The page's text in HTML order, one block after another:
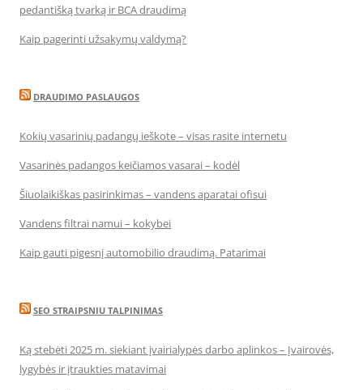
pedantišką tvarką ir BCA draudimą
Kaip pagerinti užsakymų valdymą?
DRAUDIMO PASLAUGOS
Kokių vasarinių padangų ieškote – visas rasite internetu
Vasarinės padangos keičiamos vasarai – kodėl
Šiuolaikiškas pasirinkimas – vandens aparatai ofisui
Vandens filtrai namui – kokybei
Kaip gauti pigesnį automobilio draudimą. Patarimai
SEO STRAIPSNIU TALPINIMAS
Ką stebėti 2025 m. siekiant įvairialypės darbo aplinkos – Įvairovės,
lygybės ir įtraukties matavimai